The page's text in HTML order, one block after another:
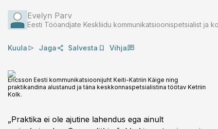
Evelyn Parv
Eesti Tööandjate Keskliidu kommunikatsioonispetsialist ja
Kuula Jaga Salvesta Vihja
Ericsson Eesti kommunikatsioonijuht Keiti-Katriin Käige ning
praktikandina alustanud ja täna keskkonnaspetsialistina töötav Ketriin
Kolk.
„Praktika ei ole ajutine lahendus ega ainult